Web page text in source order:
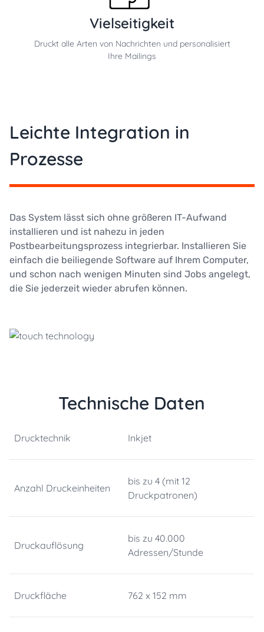
Vielseitigkeit
Druckt alle Arten von Nachrichten und personalisiert
Ihre Mailings
Leichte Integration in
Prozesse
Das System lässt sich ohne größeren IT-Aufwand
installieren und ist nahezu in jeden
Postbearbeitungsprozess integrierbar. Installieren Sie
einfach die beiliegende Software auf Ihrem Computer,
und schon nach wenigen Minuten sind Jobs angelegt,
die Sie jederzeit wieder abrufen können.
Technische Daten
Drucktechnik Inkjet
Anzahl Druckeinheiten
bis zu 4 (mit 12
Druckpatronen)
Druckauflösung
bis zu 40.000
Adressen/Stunde
Druckfläche 762 x 152 mm